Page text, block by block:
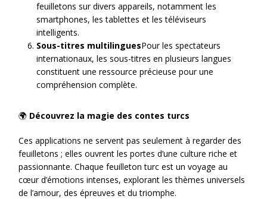
feuilletons sur divers appareils, notamment les
smartphones, les tablettes et les téléviseurs
intelligents.
Sous-titres multilinguesPour les spectateurs
internationaux, les sous-titres en plusieurs langues
constituent une ressource précieuse pour une
compréhension complète.
🌍 Découvrez la magie des contes turcs
Ces applications ne servent pas seulement à regarder des
feuilletons ; elles ouvrent les portes d’une culture riche et
passionnante. Chaque feuilleton turc est un voyage au
cœur d’émotions intenses, explorant les thèmes universels
de l’amour, des épreuves et du triomphe.